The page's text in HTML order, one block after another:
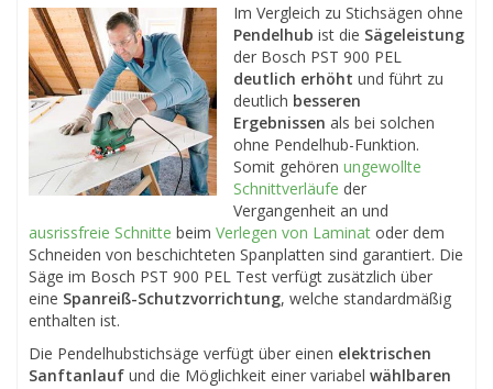
Im Vergleich zu Stichsägen ohne
Pendelhub ist die Sägeleistung
der Bosch PST 900 PEL
deutlich erhöht und führt zu
deutlich besseren
Ergebnissen als bei solchen
ohne Pendelhub-Funktion.
Somit gehören ungewollte
Schnittverläufe der
Vergangenheit an und
ausrissfreie Schnitte beim Verlegen von Laminat oder dem
Schneiden von beschichteten Spanplatten sind garantiert. Die
Säge im Bosch PST 900 PEL Test verfügt zusätzlich über
eine Spanreiß-Schutzvorrichtung, welche standardmäßig
enthalten ist.
Die Pendelhubstichsäge verfügt über einen elektrischen
Sanftanlauf und die Möglichkeit einer variabel wählbaren